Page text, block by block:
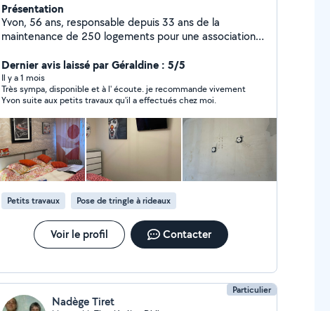
Présentation
Yvon, 56 ans, responsable depuis 33 ans de la
maintenance de 250 logements pour une association
vous des travaux de peinture : ( intérieurs et extérieurs
et façades )lavage toiture et façade, plomberie,
d'électricité, pose de revêtement mur et sol. Je suis
très méticuleux et j'attache beaucoup d'importance à
la qualité de mon travail.
Dernier avis laissé par Géraldine : 5/5
Il y a 1 mois
Très sympa, disponible et à l' écoute. je recommande vivement
Yvon suite aux petits travaux qu'il a effectués chez moi.
Petits travaux Pose de tringle à rideaux
Voir le profil Contacter
Particulier
Nadège Tiret